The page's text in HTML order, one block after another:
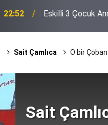
22:31 Eskil Semt
Sait Çamlıca O bir Çoban…
Sait